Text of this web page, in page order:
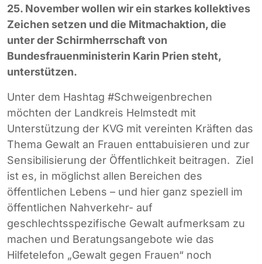
25. November wollen wir ein starkes kollektives
Zeichen setzen und die Mitmachaktion, die
unter der Schirmherrschaft von
Bundesfrauenministerin Karin Prien steht,
unterstützen.
Unter dem Hashtag #Schweigenbrechen
möchten der Landkreis Helmstedt mit
Unterstützung der KVG mit vereinten Kräften das
Thema Gewalt an Frauen enttabuisieren und zur
Sensibilisierung der Öffentlichkeit beitragen. Ziel
ist es, in möglichst allen Bereichen des
öffentlichen Lebens – und hier ganz speziell im
öffentlichen Nahverkehr- auf
geschlechtsspezifische Gewalt aufmerksam zu
machen und Beratungsangebote wie das
Hilfetelefon „Gewalt gegen Frauen“ noch